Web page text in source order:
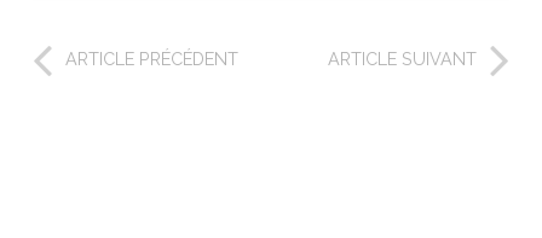
ARTICLE PRÉCÉDENT ARTICLE SUIVANT